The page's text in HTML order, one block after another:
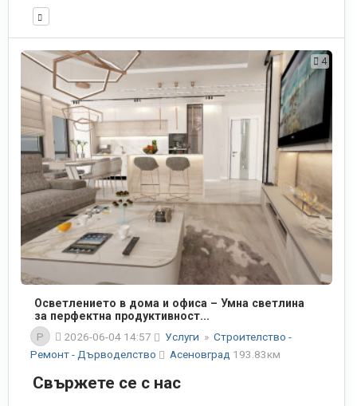
4
Осветлението в дома и офиса – Умна светлина
за перфектна продуктивност...
P
2026-06-04 14:57 Услуги » Строителство -
Ремонт - Дърводелство
Асеновград 193.83км
Свържете се с нас